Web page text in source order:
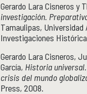
Gerardo Lara Cisneros y
investigación.
Tamaulipas,
Investigaciones
Gerardo Lara Cisneros,
García, Historia
crisis del mundo
Press, 2008.